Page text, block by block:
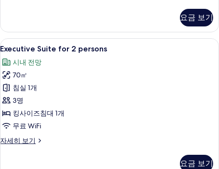
자
세
히
기
요금 보기
Executive
Suite
for
2
persons
사
진
모
두
고급 침구, 오리/거위털 이불, 미니바,
9
Executive Suite for 2 persons
시내 전망
70㎡
침실 1개
3명
킹사이즈침대 1개
무료 WiFi
자세히 보기
Executive
요금 보기